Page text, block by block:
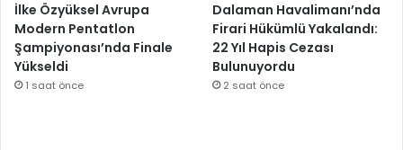
İlke Özyüksel Avrupa
Modern Pentatlon
Şampiyonası’nda Finale
Yükseldi
1 saat önce
Dalaman Havalimanı’nda
Firari Hükümlü Yakalandı:
22 Yıl Hapis Cezası
Bulunuyordu
2 saat önce